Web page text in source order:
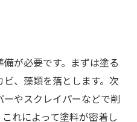
が必要です。まずは塗る
、藻類を落とします。次
やスクレイパーなどで削
れによって塗料が密着し